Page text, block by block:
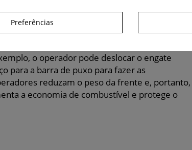
de peso é sempre a mesma. O
- em movimento, num plano horizontal,
80 cm do eixo traseiro do trator. À medida que
a distribuição do peso é otimizada e a
o operador pode deslocar o engate
para a barra de puxo para fazer as
reduzam o peso da frente e, portanto,
a economia de combustível e protege o
Preferências